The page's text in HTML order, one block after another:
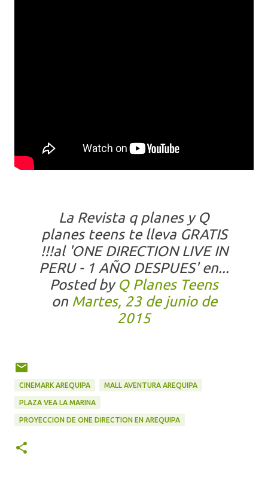
La Revista q planes y Q
planes teens te lleva GRATIS
!!!al 'ONE DIRECTION LIVE IN
PERU - 1 AÑO DESPUES' en...
Posted by Q Planes Teens
on Martes, 23 de junio de
2015
CINEMARK AREQUIPA MALL AVENTURA AREQUIPA
PLAZA VEA LA MARINA
PROYECCION DE ONE DIRECTION EN AREQUIPA